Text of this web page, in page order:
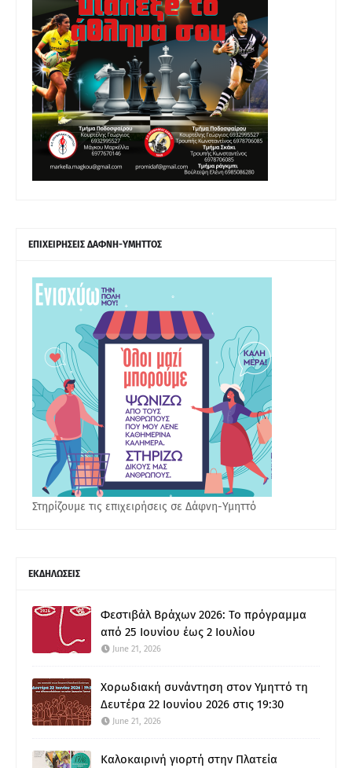
ΕΠΙΧΕΙΡΗΣΕΙΣ ΔΑΦΝΗ-ΥΜΗΤΤΟΣ
Στηρίζουμε τις επιχειρήσεις σε Δάφνη-Υμηττό
ΕΚΔΗΛΩΣΕΙΣ
Φεστιβάλ Βράχων 2026: Το πρόγραμμα
από 25 Ιουνίου έως 2 Ιουλίου
June 21, 2026
Χορωδιακή συνάντηση στον Υμηττό τη
Δευτέρα 22 Ιουνίου 2026 στις 19:30
June 21, 2026
Καλοκαιρινή γιορτή στην Πλατεία